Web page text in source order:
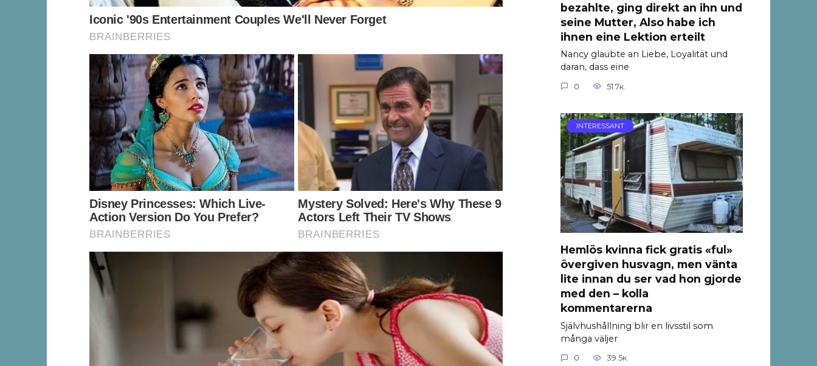
bezahlte, ging direkt an ihn und
seine Mutter, Also habe ich
ihnen eine Lektion erteilt
Nancy glaubte an Liebe, Loyalität und
daran, dass eine
0 51.7к.
INTERESSANT
Hemlös kvinna fick gratis «ful»
övergiven husvagn, men vänta
lite innan du ser vad hon gjorde
med den – kolla
kommentarerna
Självhushållning blir en livsstil som
många väljer
0 39.5к.